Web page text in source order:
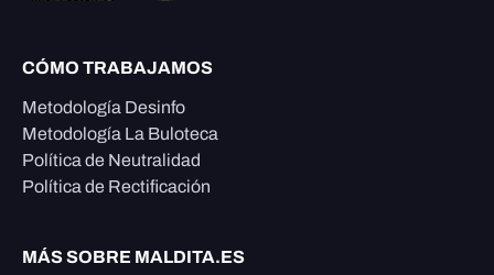
CÓMO TRABAJAMOS
Metodología Desinfo
Metodología La Buloteca
Política de Neutralidad
Política de Rectificación
MÁS SOBRE MALDITA.ES